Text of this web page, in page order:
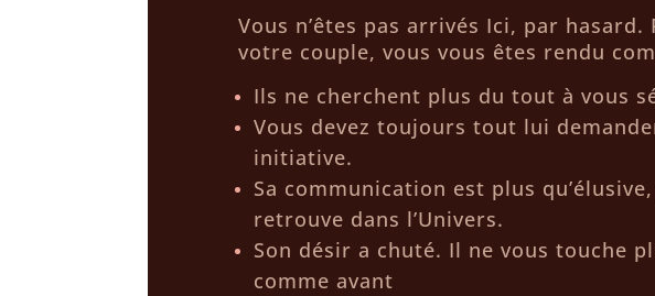
Vous n’êtes pas arrivés Ici, par
votre couple, vous vous êtes rendu
Ils ne cherchent plus du tout à vous
Vous devez toujours tout lui
initiative.
Sa communication est plus
retrouve dans l’Univers.
Son désir a chuté. Il ne vous touche
comme avant